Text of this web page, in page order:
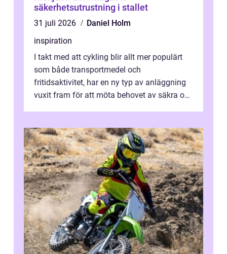
säkerhetsutrustning i stallet
31 juli 2026
Daniel Holm
inspiration
I takt med att cykling blir allt mer populärt
som både transportmedel och
fritidsaktivitet, har en ny typ av anläggning
vuxit fram för att möta behovet av säkra och